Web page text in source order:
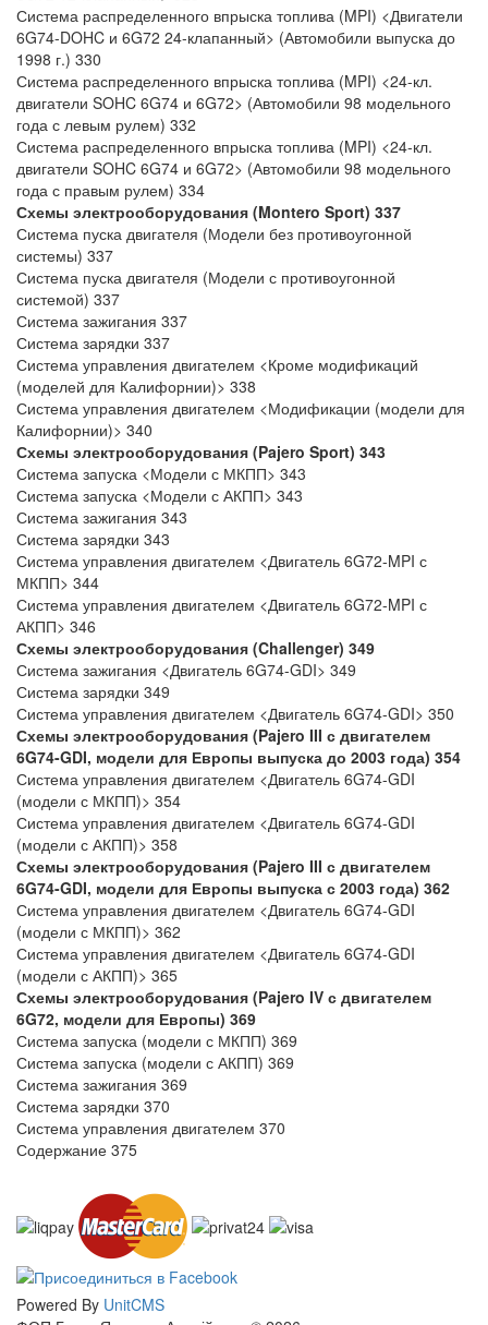
Система распределенного впрыска топлива (MPI) <Двигатели
6G74-DOHC и 6G72 24-клапанный> (Автомобили выпуска до
1998 г.) 330
Система распределенного впрыска топлива (MPI) <24-кл.
двигатели SOHC 6G74 и 6G72> (Автомобили 98 модельного
года с левым рулем) 332
Система распределенного впрыска топлива (MPI) <24-кл.
двигатели SOHC 6G74 и 6G72> (Автомобили 98 модельного
года с правым рулем) 334
Схемы электрооборудования (Montero Sport) 337
Система пуска двигателя (Модели без противоугонной
системы) 337
Система пуска двигателя (Модели с противоугонной
системой) 337
Система зажигания 337
Система зарядки 337
Система управления двигателем <Кроме модификаций
(моделей для Калифорнии)> 338
Система управления двигателем <Модификации (модели для
Калифорнии)> 340
Схемы электрооборудования (Pajero Sport) 343
Система запуска <Модели с МКПП> 343
Система запуска <Модели с АКПП> 343
Система зажигания 343
Система зарядки 343
Система управления двигателем <Двигатель 6G72-MPI с
МКПП> 344
Система управления двигателем <Двигатель 6G72-MPI с
АКПП> 346
Схемы электрооборудования (Challenger) 349
Система зажигания <Двигатель 6G74-GDI> 349
Система зарядки 349
Система управления двигателем <Двигатель 6G74-GDI> 350
Схемы электрооборудования (Pajero III с двигателем
6G74-GDI, модели для Европы выпуска до 2003 года) 354
Система управления двигателем <Двигатель 6G74-GDI
(модели с МКПП)> 354
Система управления двигателем <Двигатель 6G74-GDI
(модели с АКПП)> 358
Схемы электрооборудования (Pajero III с двигателем
6G74-GDI, модели для Европы выпуска с 2003 года) 362
Система управления двигателем <Двигатель 6G74-GDI
(модели с МКПП)> 362
Система управления двигателем <Двигатель 6G74-GDI
(модели с АКПП)> 365
Схемы электрооборудования (Pajero IV с двигателем
6G72, модели для Европы) 369
Система запуска (модели с МКПП) 369
Система запуска (модели с АКПП) 369
Система зажигания 369
Система зарядки 370
Система управления двигателем 370
Содержание 375
Powered By UnitCMS